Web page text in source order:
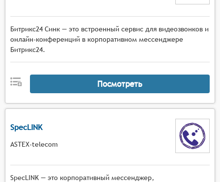
Битрикс24 Синк — это встроенный сервис для видеозвонков и
онлайн-конференций в корпоративном мессенджере
Битрикс24.
Посмотреть
SpecLINK
ASTEX-telecom
SpecLINK — это корпоративный мессенджер,